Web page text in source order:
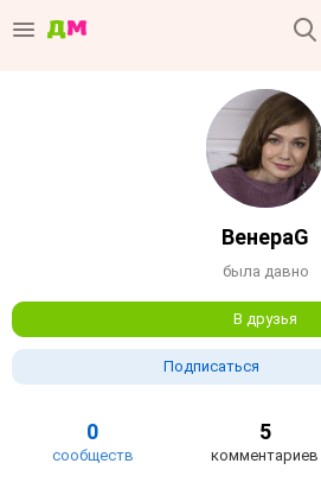
ВенераG
была давно
В друзья
Подписаться
0
сообществ
5
комментариев